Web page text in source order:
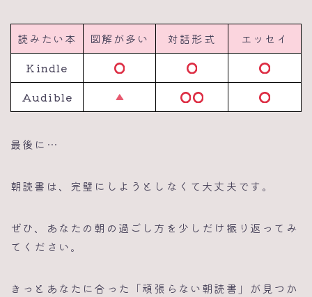
読みたい本 図解が多い 対話形式
エッセイ
Kindle
Audible
最後に…
朝読書は、完璧にしようとしなくて大丈夫です。
ぜひ、あなたの朝の過ごし方を少しだけ振り返ってみ
てください。
きっとあなたに合った「頑張らない朝読書」が見つか